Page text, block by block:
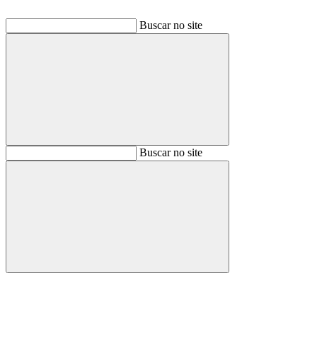
Buscar no site
BuscarBuscar no site
Buscar